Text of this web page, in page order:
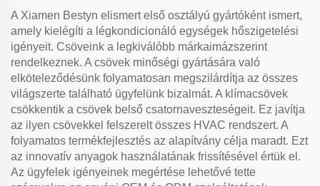
A Xiamen Bestyn elismert első osztályú gyártóként ismert,
amely kielégíti a légkondicionáló egységek hőszigetelési
igényeit. Csöveink a legkiválóbb márkaimázszerint
rendelkeznek. A csövek minőségi gyártására való
elköteleződésünk folyamatosan megszilárdítja az összes
világszerte található ügyfelünk bizalmát. A klímacsövek
csökkentik a csövek belső csatornaveszteségeit. Ez javítja
az ilyen csövekkel felszerelt összes HVAC rendszert. A
folyamatos termékfejlesztés az alapítvány célja maradt. Ezt
az innovatív anyagok használatának frissítésével értük el.
Az ügyfelek igényeinek megértése lehetővé tette